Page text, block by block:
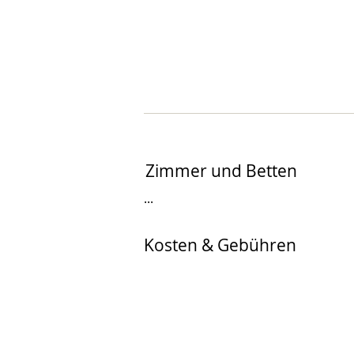
Zimmer und Betten
...
Kosten & Gebühren